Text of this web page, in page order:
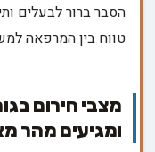
הסבר ברור לבעלים
טווח בין המרפאה
מצבי חירום
ומגיעים מהר